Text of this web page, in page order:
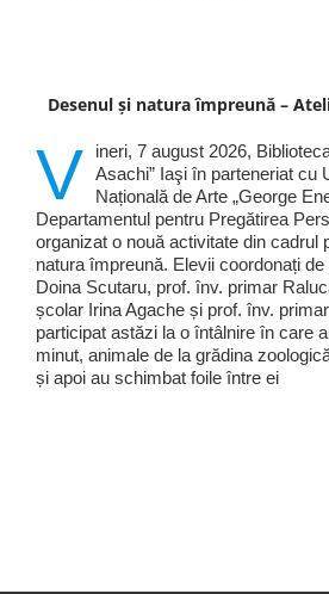
Desenul și natura împreună –
V
ineri, 7 august 2026,
Asachi” Iaşi în parteneriat cu
Națională de Arte „George
Departamentul pentru Pregătirea
organizat o nouă activitate din cadrul
natura împreună. Elevii coordonați
Doina Scutaru, prof. înv. primar
școlar Irina Agache și prof. înv.
participat astăzi la o întâlnire în care
minut, animale de la grădina
și apoi au schimbat foile între ei